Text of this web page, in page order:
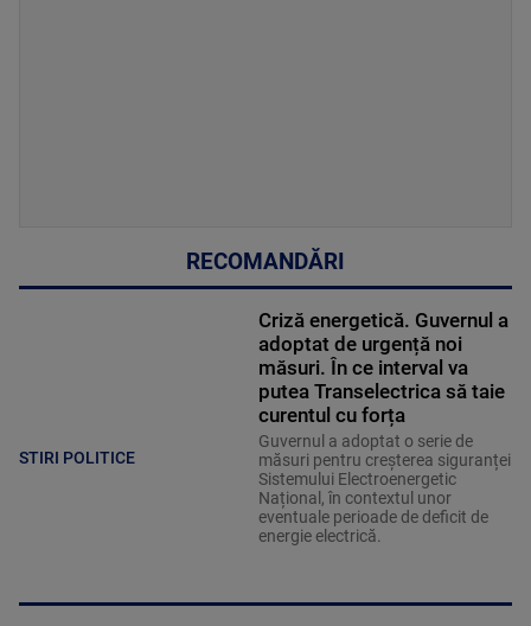
RECOMANDĂRI
STIRI POLITICE
Criză energetică. Guvernul a
adoptat de urgență noi
măsuri. În ce interval va
putea Transelectrica să taie
curentul cu forța
Guvernul a adoptat o serie de
măsuri pentru creșterea siguranței
Sistemului Electroenergetic
Național, în contextul unor
eventuale perioade de deficit de
energie electrică.